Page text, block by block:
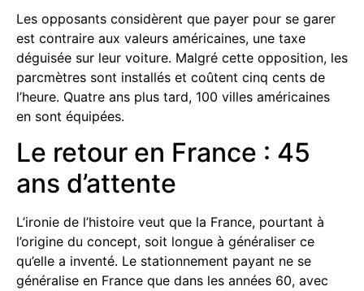
Les opposants considèrent que payer pour se garer
est contraire aux valeurs américaines, une taxe
déguisée sur leur voiture. Malgré cette opposition, les
parcmètres sont installés et coûtent cinq cents de
l’heure. Quatre ans plus tard, 100 villes américaines
en sont équipées.
Le retour en France : 45
ans d’attente
L’ironie de l’histoire veut que la France, pourtant à
l’origine du concept, soit longue à généraliser ce
qu’elle a inventé. Le stationnement payant ne se
généralise en France que dans les années 60, avec